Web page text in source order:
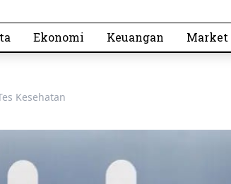
Ekonomi Keuangan Market
Kesehatan